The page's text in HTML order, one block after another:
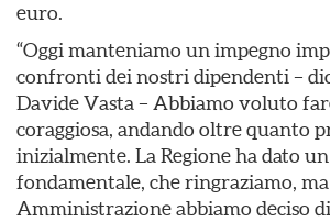
euro.
“Oggi manteniamo un impegno
confronti dei nostri dipendenti –
Davide Vasta – Abbiamo voluto
coraggiosa, andando oltre quanto
inizialmente. La Regione ha dato
fondamentale, che ringraziamo,
Amministrazione abbiamo deciso